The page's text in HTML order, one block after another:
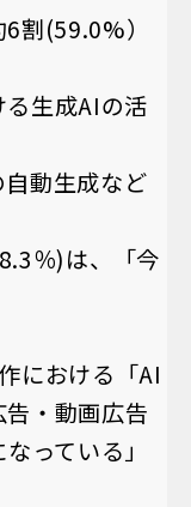
割(59.0%）
生成AIの活
動生成など
％)は、「今
における「AI
・動画広告
っている」